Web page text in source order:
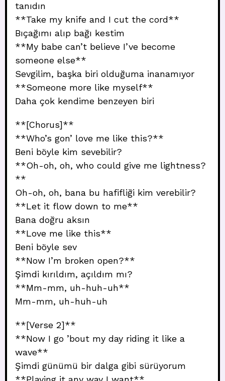
tanıdın
**Take my knife and I cut the cord**
Bıçağımı alıp bağı kestim
**My babe can’t believe I’ve become
someone else**
Sevgilim, başka biri olduğuma inanamıyor
**Someone more like myself**
Daha çok kendime benzeyen biri
**[Chorus]**
**Who’s gon’ love me like this?**
Beni böyle kim sevebilir?
**Oh-oh, oh, who could give me lightness?
**
Oh-oh, oh, bana bu hafifliği kim verebilir?
**Let it flow down to me**
Bana doğru aksın
**Love me like this**
Beni böyle sev
**Now I’m broken open?**
Şimdi kırıldım, açıldım mı?
**Mm-mm, uh-huh-uh**
Mm-mm, uh-huh-uh
**[Verse 2]**
**Now I go ’bout my day riding it like a
wave**
Şimdi günümü bir dalga gibi sürüyorum